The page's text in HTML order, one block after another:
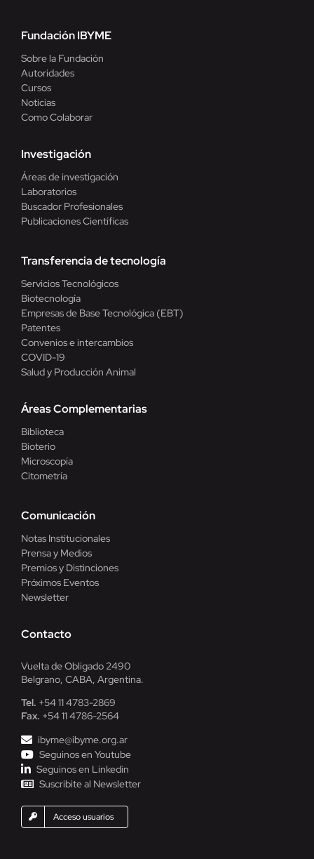
Fundación IBYME
Sobre la Fundación
Autoridades
Cursos
Noticias
Como Colaborar
Investigación
Áreas de investigación
Laboratorios
Buscador Profesionales
Publicaciones Científicas
Transferencia de tecnología
Servicios Tecnológicos
Biotecnología
Empresas de Base Tecnológica (EBT)
Patentes
Convenios e intercambios
COVID-19
Salud y Producción Animal
Áreas Complementarias
Biblioteca
Bioterio
Microscopía
Citometría
Comunicación
Notas Institucionales
Prensa y Medios
Premios y Distinciones
Próximos Eventos
Newsletter
Contacto
Vuelta de Obligado 2490
Belgrano, CABA, Argentina.
Tel. +54 11 4783-2869
Fax. +54 11 4786-2564
ibyme@ibyme.org.ar
Seguinos en Youtube
Seguinos en Linkedin
Suscribite al Newsletter
Acceso usuarios